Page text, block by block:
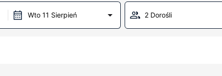
Wto 11 Sierpień 2 Dorośli